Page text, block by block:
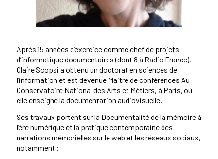
Après 15 années d’exercice comme chef de projets
d’informatique documentaires (dont 8 à Radio France),
Claire Scopsi a obtenu un doctorat en sciences de
l’information et est devenue Maitre de conférences Au
Conservatoire National des Arts et Métiers, à Paris, où
elle enseigne la documentation audiovisuelle.
Ses travaux portent sur la Documentalité de la mémoire à
l’ère numérique et la pratique contemporaine des
narrations mémorielles sur le web et les réseaux sociaux,
notamment :